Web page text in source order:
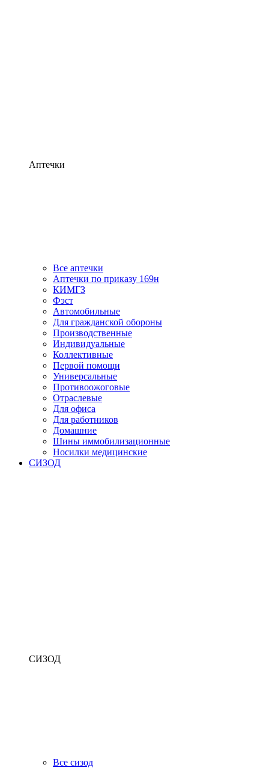
Аптечки
Все аптечки
Аптечки по приказу 169н
КИМГЗ
Фэст
Автомобильные
Для гражданской обороны
Производственные
Индивидуальные
Коллективные
Первой помощи
Универсальные
Противоожоговые
Отраслевые
Для офиса
Для работников
Домашние
Шины иммобилизационные
Носилки медицинские
СИЗОД
СИЗОД
Все сизод